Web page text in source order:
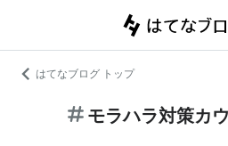
はてなブログ トップ
モラハラ対策カ